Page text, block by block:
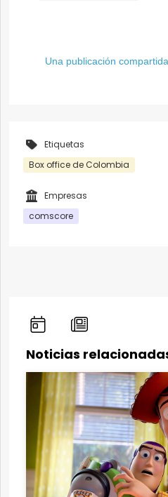
Una publicación
Etiquetas
Box office de Colombia
Empresas
comscore
Noticias